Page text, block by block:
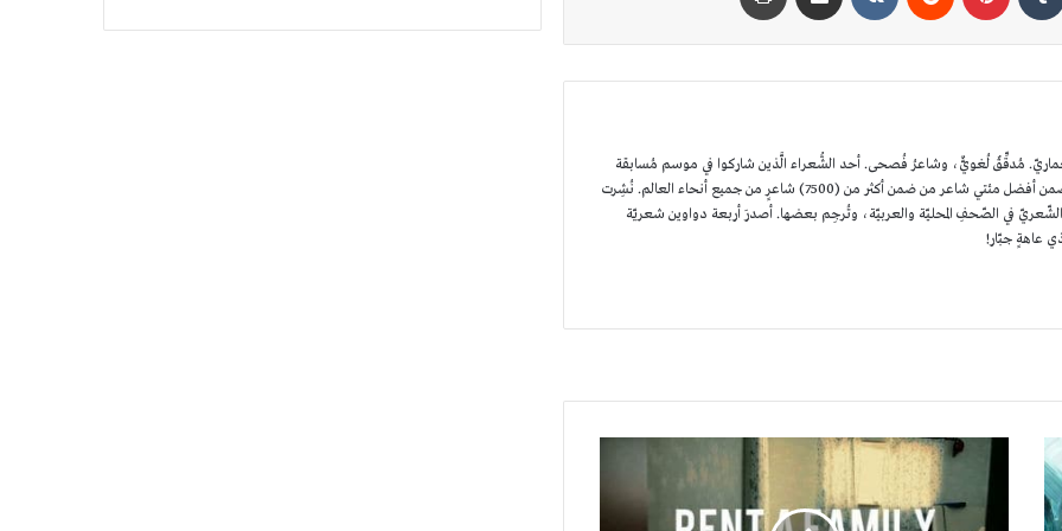
مُدقِّقٌ لُغويٌّ، وشاعرُ فُصحى. أحد الشُّعراء الَّذين شاركوا في موسم مُسابقة
أمير الشُّعراء الأوّل في أبوظبي، حيثُ اختير ضمن أفضل مئتي شاعر من ضمن أكثر من (7500) شاعرٍ من جميع أنحاء العالم. نُشِرت
في الصّحفِ المحليّة والعربيّة، وتُرجِم بعضها. أصدرَ أربعة دواوين شعريّة
عاهةٍ جبّار!
عائلة